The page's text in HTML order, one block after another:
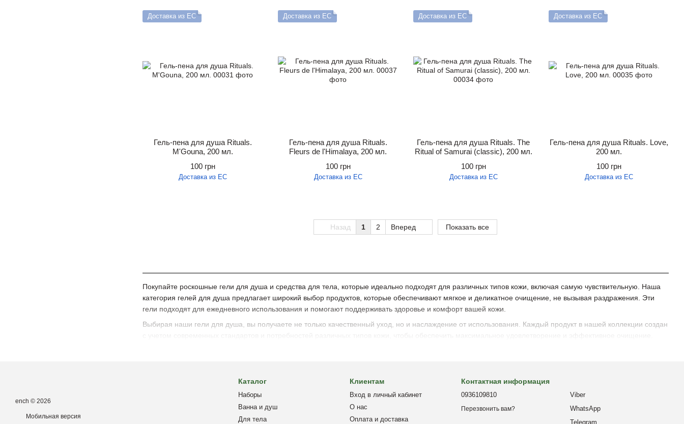
Покупайте роскошные гели для душа и средства для тела, которые идеально подходят для различных типов кожи, включая самую чувствительную. Наша
категория гелей для душа предлагает широкий выбор продуктов, которые обеспечивают мягкое и деликатное очищение, не вызывая раздражения. Эти
гели подходят для ежедневного использования и помогают поддерживать здоровье и комфорт вашей кожи.
Выбирая наши гели для душа, вы получаете не только качественный уход, но и наслаждение от использования. Каждый продукт в нашей коллекции создан
Доставка из ЕС
Гель-пена для душа Rituals.
M'Gouna, 200 мл.
100 грн
Доставка из ЕС
Доставка из ЕС
Гель-пена для душа Rituals.
Fleurs de l'Himalaya, 200 мл.
100 грн
Доставка из ЕС
Доставка из ЕС
Гель-пена для душа Rituals. The
Ritual of Samurai (classic), 200 мл.
100 грн
Доставка из ЕС
Доставка из ЕС
Гель-пена для душа Rituals. Love,
200 мл.
100 грн
Доставка из ЕС
Назад 1 2 Вперед Показать все
ench © 2026
Мобильная версия
Каталог
Наборы
Ванна и душ
Для тела
Клиентам
Вход в личный кабинет
О нас
Оплата и доставка
Контактная информация
0936109810
Перезвонить вам?
Viber
WhatsApp
Telegram